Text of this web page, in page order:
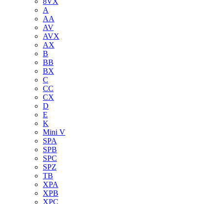
A
AA
AV
AVX
AX
B
BB
BX
C
CC
CX
D
E
K
Mini V
SPA
SPB
SPC
SPZ
TB
XPA
XPB
XPC